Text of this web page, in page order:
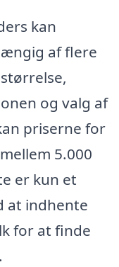
kan
af flere
og valg af
priserne for
5.000
er kun et
at indhente
for at finde